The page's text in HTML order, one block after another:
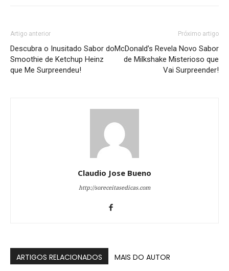
Artigo anterior
Descubra o Inusitado Sabor do
Smoothie de Ketchup Heinz
que Me Surpreendeu!
Próximo artigo
McDonald’s Revela Novo Sabor
de Milkshake Misterioso que
Vai Surpreender!
Claudio Jose Bueno
http://soreceitasedicas.com
ARTIGOS RELACIONADOS MAIS DO AUTOR